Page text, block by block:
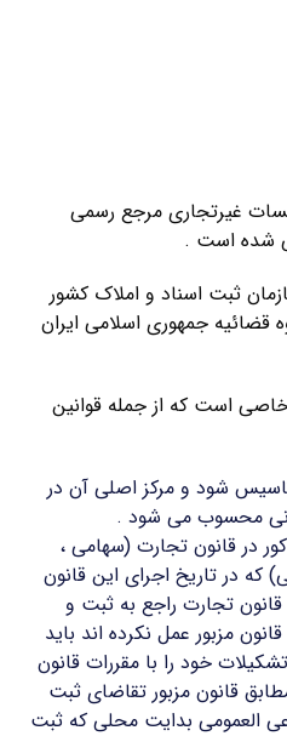
غیرتجاری مرجع رسمی
شده است .
ثبت اسناد و املاک کشور
قضائیه جمهوری اسلامی ایران
است که از جمله قوانین
شود و مرکز اصلی آن در
محسوب می شود .
در قانون تجارت (سهامی ،
که در تاریخ اجرای این قانون
تجارت راجع به ثبت و
مزبور عمل نکرده اند باید
تا آخر شهریور ماه ۱۳۱۰ تشکیلات خود را با مقررات قانون
قانون مزبور تقاضای ثبت
العمومی بدایت محلی که ثبت